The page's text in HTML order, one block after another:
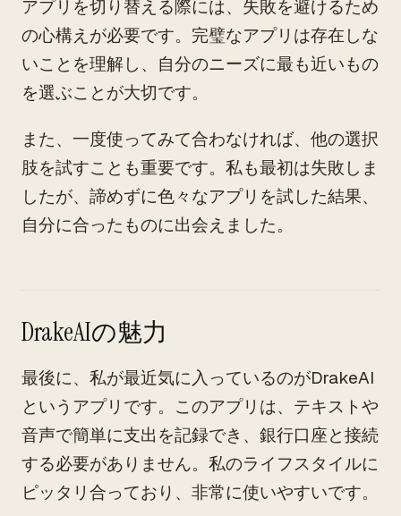
アプリを切り替える際には、失敗を避けるため
の心構えが必要です。完璧なアプリは存在しな
いことを理解し、自分のニーズに最も近いもの
を選ぶことが大切です。
また、一度使ってみて合わなければ、他の選択
肢を試すことも重要です。私も最初は失敗しま
したが、諦めずに色々なアプリを試した結果、
自分に合ったものに出会えました。
DrakeAIの魅力
最後に、私が最近気に入っているのがDrakeAI
というアプリです。このアプリは、テキストや
音声で簡単に支出を記録でき、銀行口座と接続
する必要がありません。私のライフスタイルに
ピッタリ合っており、非常に使いやすいです。